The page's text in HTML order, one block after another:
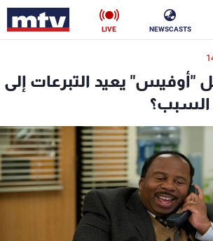
NEWSCASTS
LIVE
يعيد التبرعات إلى
السبب؟
ناس
فن
رياضة